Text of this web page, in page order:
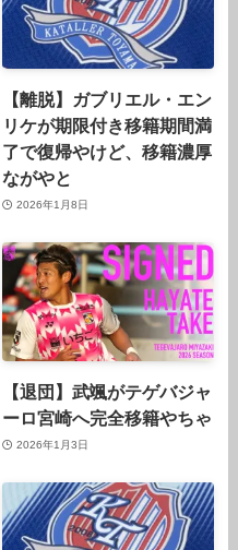
【離脱】ガブリエル・エン
リケが期限付き移籍期間満
了で復帰やけど、移籍濃厚
ながやと
2026年1月8日
【退団】武颯がテゲバジャ
ーロ宮崎へ完全移籍やちゃ
2026年1月3日